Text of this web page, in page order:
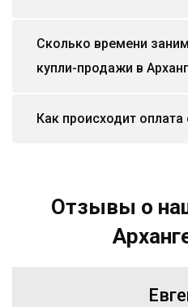
Сколько времени
купли-продажи в
Как происходит оплата
Отзывы о